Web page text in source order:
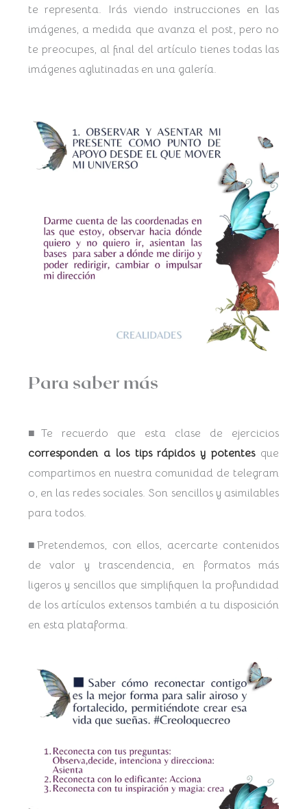
te representa. Irás viendo instrucciones en las
imágenes, a medida que avanza el post, pero no
te preocupes, al final del artículo tienes todas las
imágenes aglutinadas en una galería.
Para saber más
■Te recuerdo que esta clase de ejercicios
corresponden a los tips rápidos y potentesque
compartimos en nuestra comunidad de telegram
o, en las redes sociales. Son sencillos y asimilables
para todos.
■Pretendemos, con ellos, acercarte contenidos
de valor y trascendencia, en formatos más
ligeros y sencillos que simplifiquen la profundidad
de los artículos extensos también a tu disposición
en esta plataforma.